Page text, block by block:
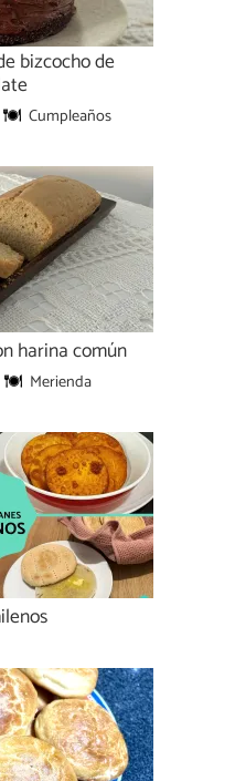
bizcocho de
Cumpleaños
harina común
Merienda